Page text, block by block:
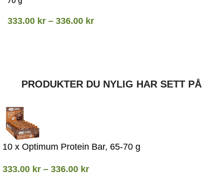
333.00 kr – 336.00 kr
PRODUKTER DU NYLIG HAR SETT PÅ
10 x Optimum Protein Bar, 65-70 g
333.00 kr – 336.00 kr